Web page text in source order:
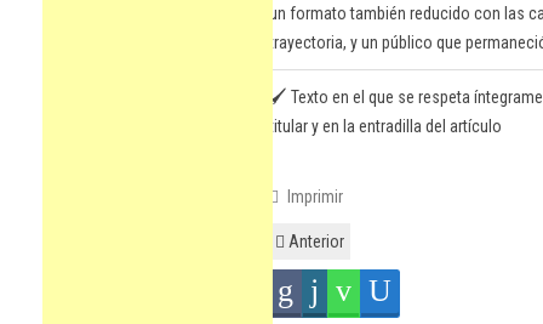
un formato también reducido con las
trayectoria, y un público que
🖌️ Texto en el que se respeta
titular y en la entradilla del artículo
Imprimir
Anterior